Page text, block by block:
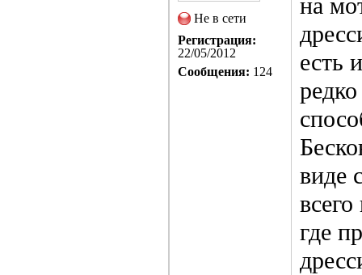
Не в сети
Регистрация:
22/05/2012
Сообщения: 124
на
есть
виде
где